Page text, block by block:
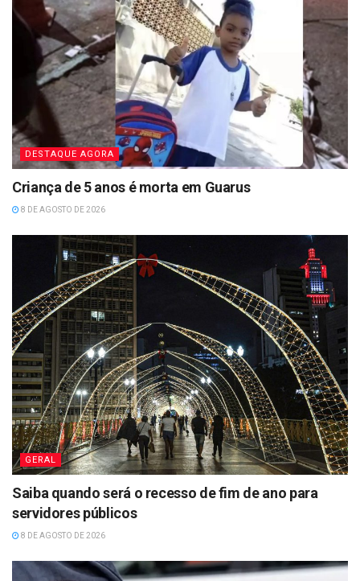
DESTAQUE AGORA
Criança de 5 anos é morta em Guarus
8 DE AGOSTO DE 2026
GERAL
Saiba quando será o recesso de fim de ano para
servidores públicos
8 DE AGOSTO DE 2026